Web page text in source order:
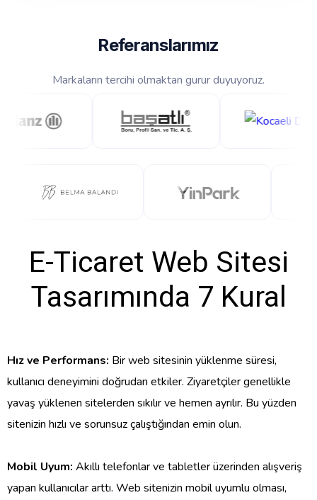
Referanslarımız
Markaların tercihi olmaktan gurur duyuyoruz.
E-Ticaret Web Sitesi
Tasarımında 7 Kural
Hız ve Performans: Bir web sitesinin yüklenme süresi,
kullanıcı deneyimini doğrudan etkiler. Ziyaretçiler genellikle
yavaş yüklenen sitelerden sıkılır ve hemen ayrılır. Bu yüzden
sitenizin hızlı ve sorunsuz çalıştığından emin olun.
Mobil Uyum: Akıllı telefonlar ve tabletler üzerinden alışveriş
yapan kullanıcılar arttı. Web sitenizin mobil uyumlu olması,